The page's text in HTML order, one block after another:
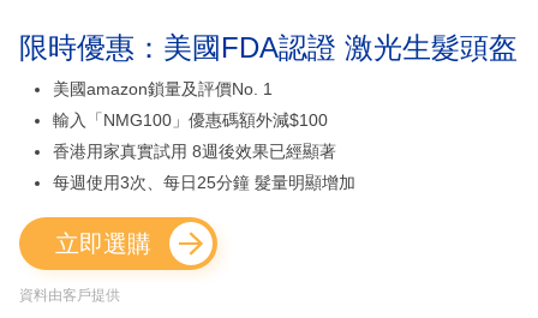
限時優惠：美國FDA認證 激光生髮頭盔
美國amazon鎖量及評價No. 1
輸入「NMG100」優惠碼額外減$100
香港用家真實試用 8週後效果已經顯著
每週使用3次、每日25分鐘 髮量明顯增加
立即選購
資料由客戶提供